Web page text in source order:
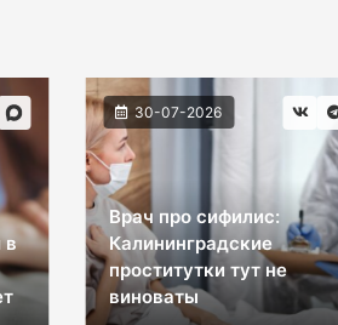
в
30-07-2026
Врач про сифилис:
Калининградские
проститутки тут не
виноваты